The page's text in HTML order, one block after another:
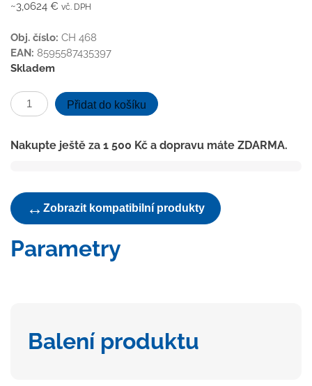
~3,0624 € vč. DPH
Obj. číslo: CH 468
EAN: 8595587435397
Skladem
ND-
Sítko
D40
Přidat do košíku
Nakupte ještě za 1 500 Kč a dopravu máte ZDARMA.
↔ Zobrazit kompatibilní produkty
Parametry
Balení produktu